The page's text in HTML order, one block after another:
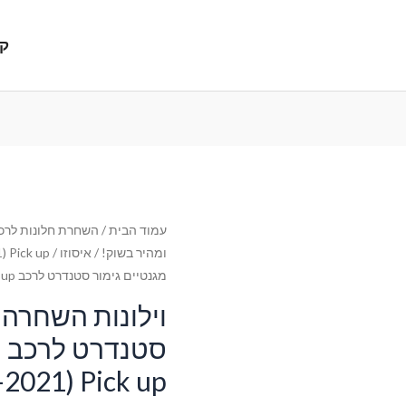
עמוד הבית/ השחרת חלונות
ומהיר בשוק! / איסוזו /
Pick up
מגנטיים גימור סטנדרט לרכב Isuzu D-Max (2) (2012-2021) Pick up
וילונות
Pick up